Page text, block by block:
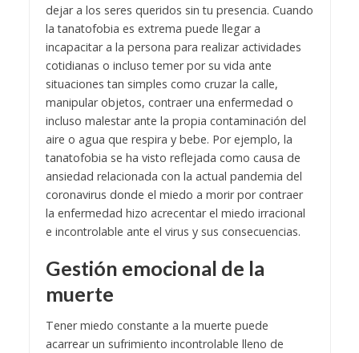
dejar a los seres queridos sin tu presencia. Cuando
la tanatofobia es extrema puede llegar a
incapacitar a la persona para realizar actividades
cotidianas o incluso temer por su vida ante
situaciones tan simples como cruzar la calle,
manipular objetos, contraer una enfermedad o
incluso malestar ante la propia contaminación del
aire o agua que respira y bebe. Por ejemplo, la
tanatofobia se ha visto reflejada como causa de
ansiedad relacionada con la actual pandemia del
coronavirus donde el miedo a morir por contraer
la enfermedad hizo acrecentar el miedo irracional
e incontrolable ante el virus y sus consecuencias.
Gestión emocional de la
muerte
Tener miedo constante a la muerte puede
acarrear un sufrimiento incontrolable lleno de